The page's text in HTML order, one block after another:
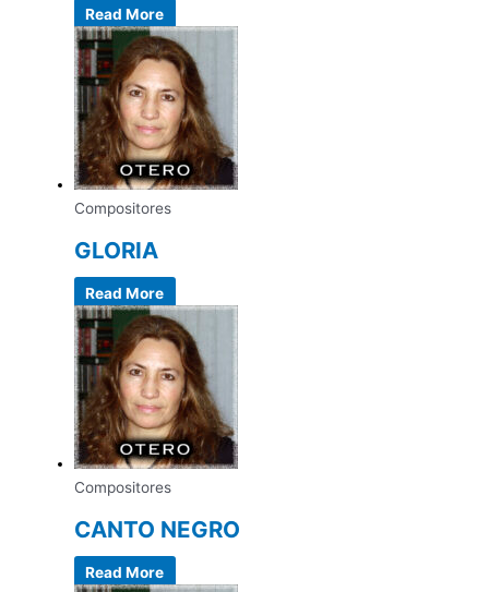
Read More
Compositores
GLORIA
Read More
Compositores
CANTO NEGRO
Read More